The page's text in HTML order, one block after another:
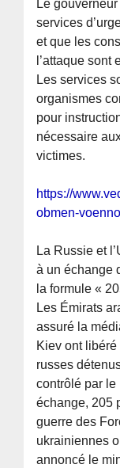
Le
services
et que les
l’attaque sont
Les services
organismes
pour
nécessaire
victimes.
https://
obmen-
La Russie et
à un échange
la formule «
Les Émirats
assuré la
Kiev ont
russes
contrôlé par le
échange, 205
guerre des
ukrainiennes
annoncé le